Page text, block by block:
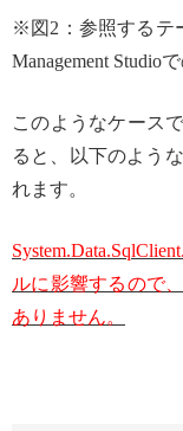
※図2：参照するテ
Management Studio
このようなケース
ると、以下のよう
れます。
ルに影響するので
ありません。